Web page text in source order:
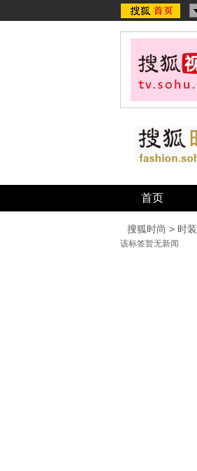
首页
搜狐时尚 > 时装
该标签暂无新闻